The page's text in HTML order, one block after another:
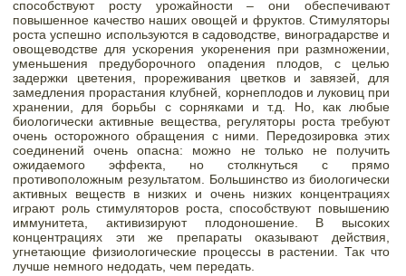
способствуют росту урожайности – они обеспечивают
повышенное качество наших овощей и фруктов. Стимуляторы
роста успешно используются в садоводстве, виноградарстве и
овощеводстве для ускорения укоренения при размножении,
уменьшения предуборочного опадения плодов, с целью
задержки цветения, прореживания цветков и завязей, для
замедления прорастания клубней, корнеплодов и луковиц при
хранении, для борьбы с сорняками и т.д. Но, как любые
биологически активные вещества, регуляторы роста требуют
очень осторожного обращения с ними. Передозировка этих
соединений очень опасна: можно не только не получить
ожидаемого эффекта, но столкнуться с прямо
противоположным результатом. Большинство из биологически
активных веществ в низких и очень низких концентрациях
играют роль стимуляторов роста, способствуют повышению
иммунитета, активизируют плодоношение. В высоких
концентрациях эти же препараты оказывают действия,
угнетающие физиологические процессы в растении. Так что
лучше немного недодать, чем передать.